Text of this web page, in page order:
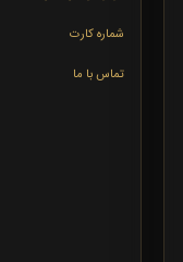
شماره کارت
تماس با ما